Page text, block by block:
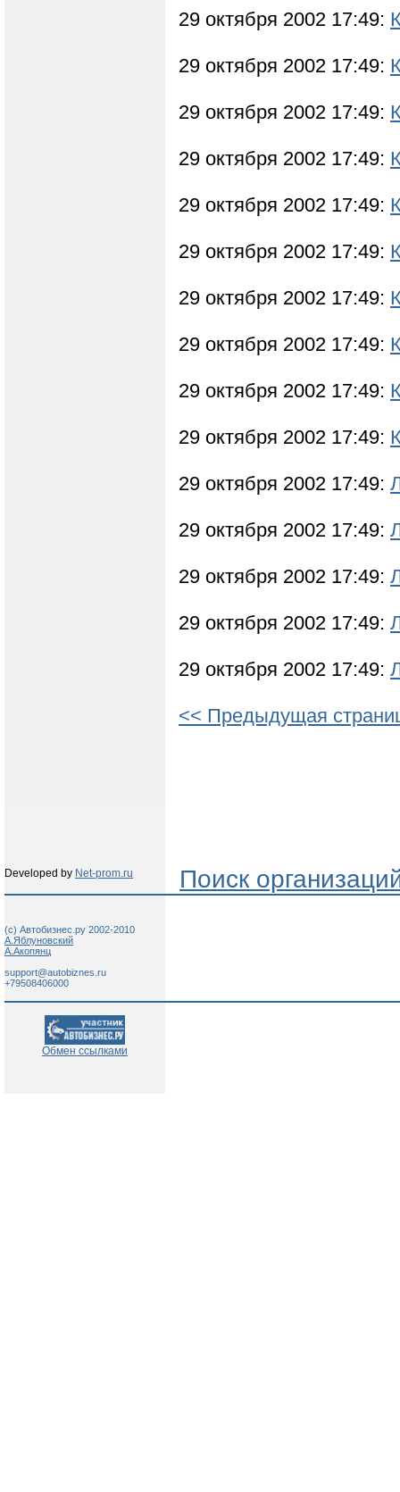
29 октября 2002 17:49:
29 октября 2002 17:49:
29 октября 2002 17:49:
29 октября 2002 17:49:
29 октября 2002 17:49:
29 октября 2002 17:49:
29 октября 2002 17:49:
29 октября 2002 17:49:
29 октября 2002 17:49:
29 октября 2002 17:49:
29 октября 2002 17:49:
29 октября 2002 17:49:
29 октября 2002 17:49:
29 октября 2002 17:49:
29 октября 2002 17:49:
<< Предыдущая
Developed by Net-prom.ru Поиск
(c) Автобизнес.ру 2002-2010
А.Яблуновский
А.Акопянц
support@autobiznes.ru
+79508406000
Обмен ссылками